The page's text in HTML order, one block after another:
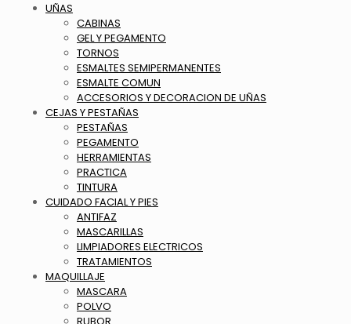
UÑAS
CABINAS
GEL Y PEGAMENTO
TORNOS
ESMALTES SEMIPERMANENTES
ESMALTE COMUN
ACCESORIOS Y DECORACION DE UÑAS
CEJAS Y PESTAÑAS
PESTAÑAS
PEGAMENTO
HERRAMIENTAS
PRACTICA
TINTURA
CUIDADO FACIAL Y PIES
ANTIFAZ
MASCARILLAS
LIMPIADORES ELECTRICOS
TRATAMIENTOS
MAQUILLAJE
MASCARA
POLVO